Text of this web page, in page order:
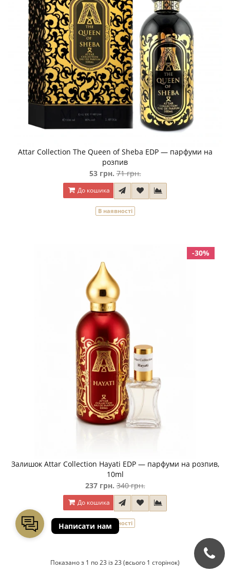
Attar Collection The Queen of Sheba EDP — парфуми на
розпив
53 грн. 71 грн.
До кошика
В наявності
-30%
Залишок Attar Collection Hayati EDP — парфуми на розпив,
10ml
237 грн. 340 грн.
До кошика
В наявності
Показано з 1 по 23 із 23 (всього 1 сторінок)